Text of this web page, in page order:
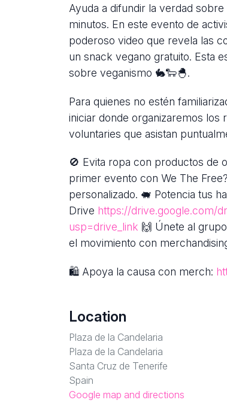
Ayuda a difundir la verdad
minutos. En este evento de
poderoso video que revela las
un snack vegano gratuito. Esta
sobre veganismo 🐇🐑🐣.
Para quienes no estén
iniciar donde organizaremos los
voluntaries que asistan
🚫 Evita ropa con productos de
primer evento con We The
personalizado. 🐖 Potencia tus
Drive https://drive.google.com/
usp=drive_link 🙌 Únete al
el movimiento con
🛍 Apoya la causa con merch:
Location
Plaza de la Candelaria
Plaza de la Candelaria
Santa Cruz de Tenerife
Spain
Google map and directions